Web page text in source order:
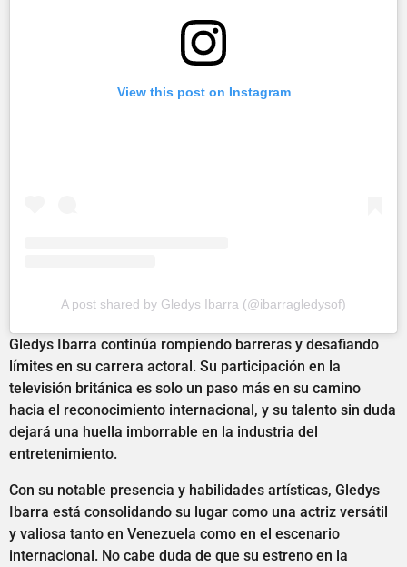
View this post on Instagram
A post shared by Gledys Ibarra (@ibarragledysof)
Gledys Ibarra continúa rompiendo barreras y desafiando
límites en su carrera actoral. Su participación en la
televisión británica es solo un paso más en su camino
hacia el reconocimiento internacional, y su talento sin duda
dejará una huella imborrable en la industria del
entretenimiento.
Con su notable presencia y habilidades artísticas, Gledys
Ibarra está consolidando su lugar como una actriz versátil
y valiosa tanto en Venezuela como en el escenario
internacional. No cabe duda de que su estreno en la